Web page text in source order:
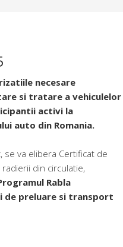
necesare
si tratare a vehiculelor
activi la
auto din Romania.
se va elibera Certificat de
din circulatie,
Rabla
de preluare si transport